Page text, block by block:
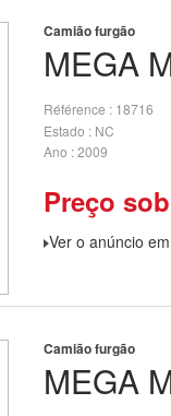
MEGA
Camião furgão
Référence
18716
Estado
NC
Ano 2009
Preço
Ver o anúncio
MEGA
Camião furgão